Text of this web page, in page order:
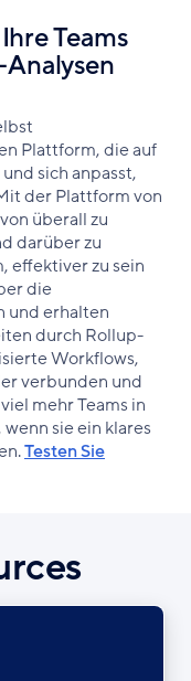
Teams
Plattform, die auf
sich anpasst,
der Plattform von
überall zu
darüber zu
effektiver zu sein
die
und erhalten
durch Rollup-
Workflows,
verbunden und
mehr Teams in
sie ein klares
Testen Sie